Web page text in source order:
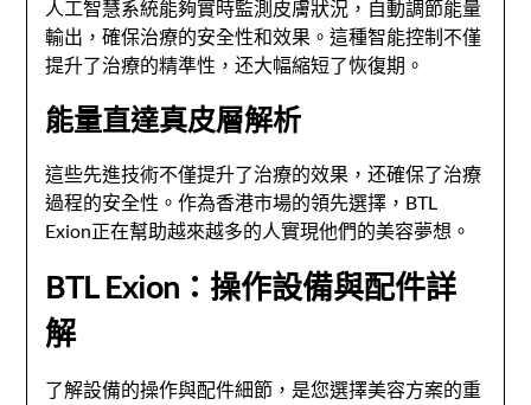
人工智慧系統能夠實時監測皮膚狀況，自動調節能量
輸出，確保治療的安全性和效果。這種智能控制不僅
提升了治療的精準性，还大幅縮短了恢復期。
能量直達真皮層解析
這些先進技術不僅提升了治療的效果，还確保了治療
過程的安全性。作為香港市場的領先選擇，BTL
Exion正在幫助越來越多的人實現他們的美容夢想。
BTL Exion：操作設備與配件詳
解
了解設備的操作與配件細節，是您選擇美容方案的重